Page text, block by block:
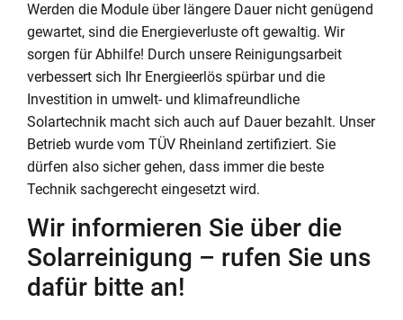
Werden die Module über längere Dauer nicht genügend
gewartet, sind die Energieverluste oft gewaltig. Wir
sorgen für Abhilfe! Durch unsere Reinigungsarbeit
verbessert sich Ihr Energieerlös spürbar und die
Investition in umwelt- und klimafreundliche
Solartechnik macht sich auch auf Dauer bezahlt. Unser
Betrieb wurde vom TÜV Rheinland zertifiziert. Sie
dürfen also sicher gehen, dass immer die beste
Technik sachgerecht eingesetzt wird.
Wir informieren Sie über die
Solarreinigung – rufen Sie uns
dafür bitte an!